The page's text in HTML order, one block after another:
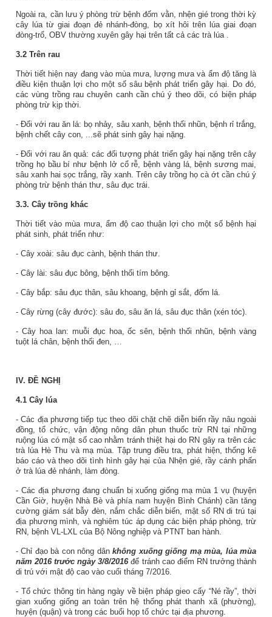
Ngoài ra, cần lưu ý phòng trừ bệnh đốm vằn, nhện gié trong thời kỳ
cây lúa từ giai đoạn đẻ nhánh-đòng,
bọ xít hôi trên lúa giai đoạn
đòng-trổ, OBV thường xuyên gây hại trên tất cả các trà lúa
3.2 Trên rau
Thời tiết hiện nay đang vào mùa mưa, lượng mưa và ẩm độ tăng là
điều kiện thuận lợi cho một số sâu bệnh phát triển gây hại. Do đó,
các vùng trồng rau chuyên canh cần chú ý theo dõi, có biện pháp
phòng trừ kịp thời.
- Đối với rau ăn lá: bọ nhảy, sâu xanh, bệnh thối nhũn, bệnh rỉ trắng,
bệnh chết cây con, ...sẽ phát sinh gây hại nặng.
- Đối với rau ăn quả: các đối tượng phát triển gây hại nặng trên cây
trồng họ bầu bí như bệnh lở cổ rễ, bệnh vàng lá, bệnh sương mai,
sâu xanh hai sọc trắng, rầy xanh. Trên cây trồng họ cà ớt cần chú ý
phòng trừ bệnh thán thư, sâu đục trái.
3.3. Cây trồng khác
Thời tiết vào mùa mưa, ẩm độ cao thuận lợi cho một số bệnh hại
phát sinh, phát triển như:
- Cây xoài: sâu đục cành, bệnh thán thư.
- Cây lài: sâu đục bông, bệnh thối tím bông.
- Cây bắp: sâu đục thân, sâu khoang, bệnh gỉ sắt, đốm lá.
- Cây rừng (cây đước): sâu đo, sâu ăn lá, sâu đục thân (xén tóc).
- Cây hoa lan: muỗi đục hoa, ốc sên,bệnh thối nhũn,bệnh vàng
tuột lá chân, bệnh thối đen, …
IV. ĐỀ NGHỊ
4.1 Cây lúa
- Các địa phương tiếp tục theo dõi chặt chẽ diễn biến rầy nâu ngoài
đồng, tổ chức, vận động nông dân phun thuốc trừ RN tại những
ruộng lúa có mật số cao nhằm tránh thiệt hại do RN gây ra trên các
trà lúa Hè Thu và mạ mùa. Tập trung điều tra, phát hiện, thống kê
báo cáo và theo dõi tình hình gây hại của Nhện gié, rầy cánh phấn
ở trà lúa đẻ nhánh, làm đòng.
- Các địa phương đang chuẩn bị xuống giống mạ mùa 1 vụ (huyện
Cần Giờ, huyện Nhà Bè và phía nam huyện Bình Chánh) cần tăng
cường giám sát bẫy đèn, nắm chắc diễn biến, mật số RN di trú tại
địa phương mình, và nghiêm túc áp dụng các biện pháp phòng, trừ
RN, bệnh VL-LXL của Bộ Nông nghiệp và PTNT ban hành.
- Chỉ đạo bà con nông dânkhông xuống giống mạ mùa, lúa mùa
năm 2016 trước ngày 3/8/2016để tránh cao điểm RN trưởng thành
di trú với mật độ cao vào cuối tháng 7/2016.
- Tổ chức thông tin hàng ngày về biện pháp gieo cấy “Né rầy”, thời
gian xuống giống an toàn trên hệ thống phát thanh xã (phường),
huyện (quận) và trong các buổi họp tổ chức tại địa phương.